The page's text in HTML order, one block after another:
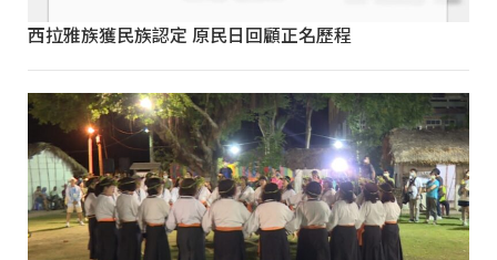
西拉雅族獲民族認定 原民日回顧正名歷程